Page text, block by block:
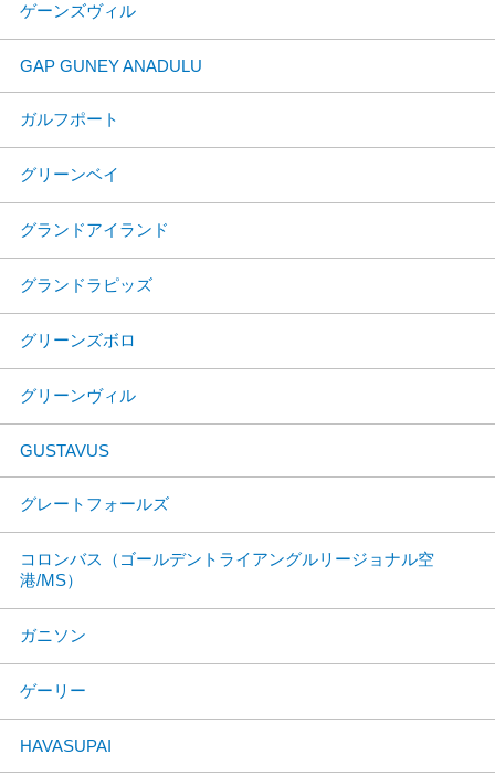
ゲーンズヴィル
GAP GUNEY ANADULU
ガルフポート
グリーンベイ
グランドアイランド
グランドラピッズ
グリーンズボロ
グリーンヴィル
GUSTAVUS
グレートフォールズ
コロンバス（ゴールデントライアングルリージョナル空
港/MS）
ガニソン
ゲーリー
HAVASUPAI